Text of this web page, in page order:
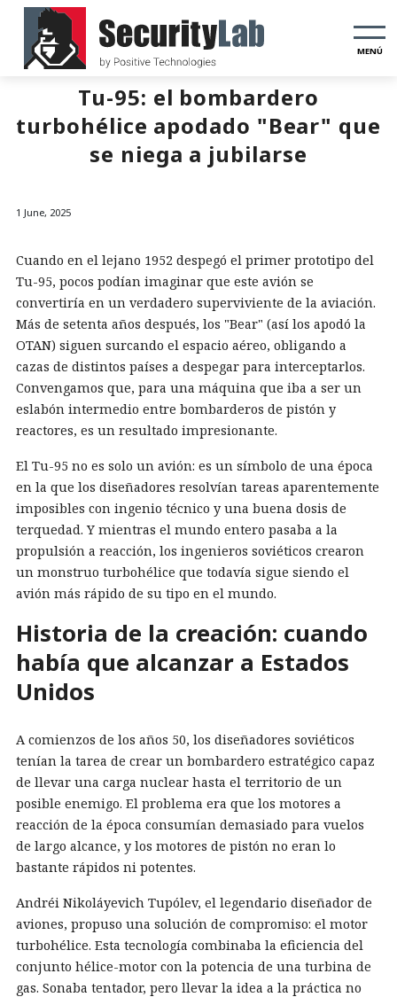
MENÚ
Tu-95: el bombardero
turbohélice apodado "Bear" que
se niega a jubilarse
1 June, 2025
Cuando en el lejano 1952 despegó el primer prototipo del
Tu-95, pocos podían imaginar que este avión se
convertiría en un verdadero superviviente de la aviación.
Más de setenta años después, los "Bear" (así los apodó la
OTAN) siguen surcando el espacio aéreo, obligando a
cazas de distintos países a despegar para interceptarlos.
Convengamos que, para una máquina que iba a ser un
eslabón intermedio entre bombarderos de pistón y
reactores, es un resultado impresionante.
El Tu-95 no es solo un avión: es un símbolo de una época
en la que los diseñadores resolvían tareas aparentemente
imposibles con ingenio técnico y una buena dosis de
terquedad. Y mientras el mundo entero pasaba a la
propulsión a reacción, los ingenieros soviéticos crearon
un monstruo turbohélice que todavía sigue siendo el
avión más rápido de su tipo en el mundo.
Historia de la creación: cuando
había que alcanzar a Estados
Unidos
A comienzos de los años 50, los diseñadores soviéticos
tenían la tarea de crear un bombardero estratégico capaz
de llevar una carga nuclear hasta el territorio de un
posible enemigo. El problema era que los motores a
reacción de la época consumían demasiado para vuelos
de largo alcance, y los motores de pistón no eran lo
bastante rápidos ni potentes.
Andréi Nikoláyevich Tupólev, el legendario diseñador de
aviones, propuso una solución de compromiso: el motor
turbohélice. Esta tecnología combinaba la eficiencia del
conjunto hélice-motor con la potencia de una turbina de
gas. Sonaba tentador, pero llevar la idea a la práctica no